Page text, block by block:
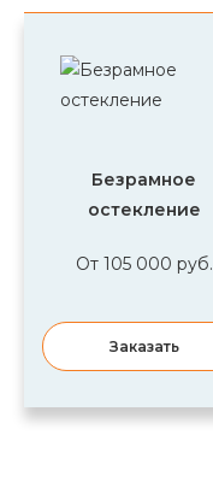
Безрамное
остекление
От 105 000 руб.
Заказать